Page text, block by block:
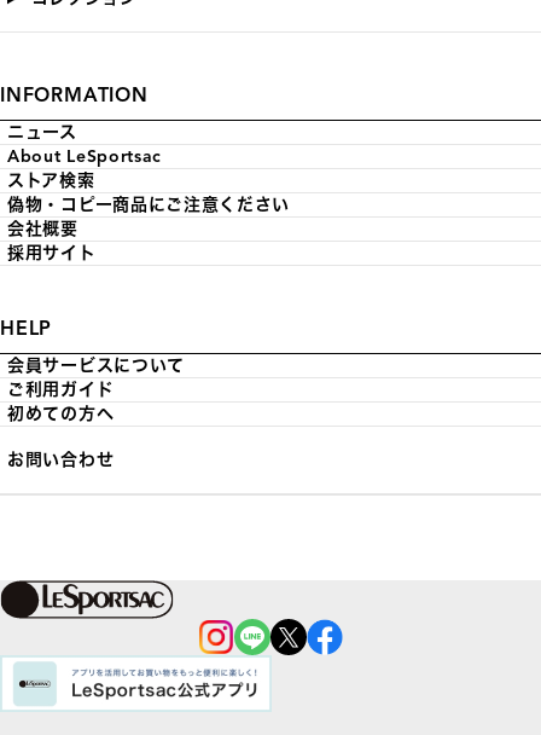
INFORMATION
ニュース
About LeSportsac
ストア検索
偽物・コピー商品にご注意ください
会社概要
採用サイト
HELP
会員サービスについて
ご利用ガイド
初めての方へ
お問い合わせ